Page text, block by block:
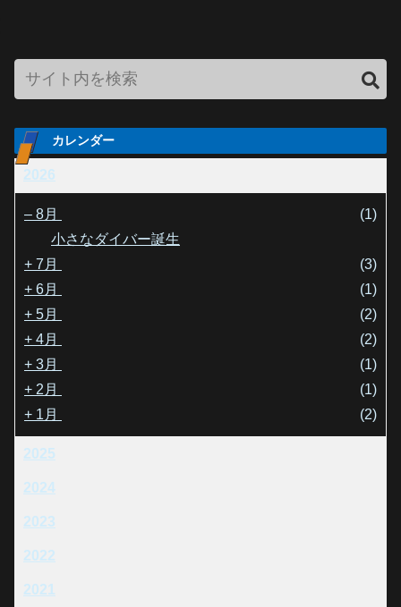
カレンダー
2026
– 8月
(1)
小さなダイバー誕生
+ 7月
(3)
+ 6月
(1)
+ 5月
(2)
+ 4月
(2)
+ 3月
(1)
+ 2月
(1)
+ 1月 (2)
2025
2024
2023
2022
2021